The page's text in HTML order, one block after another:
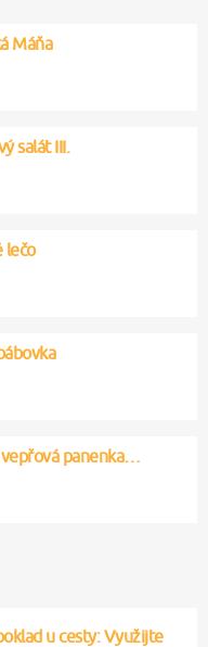
Máňa
salát III.
lečo
vepřová panenka…
u cesty: Využijte